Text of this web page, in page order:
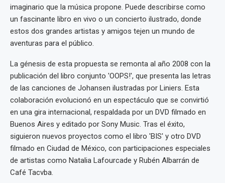
imaginario que la música propone. Puede describirse como
un fascinante libro en vivo o un concierto ilustrado, donde
estos dos grandes artistas y amigos tejen un mundo de
aventuras para el público.
La génesis de esta propuesta se remonta al año 2008 con la
publicación del libro conjunto 'OOPS!', que presenta las letras
de las canciones de Johansen ilustradas por Liniers. Esta
colaboración evolucionó en un espectáculo que se convirtió
en una gira internacional, respaldada por un DVD filmado en
Buenos Aires y editado por Sony Music. Tras el éxito,
siguieron nuevos proyectos como el libro 'BIS' y otro DVD
filmado en Ciudad de México, con participaciones especiales
de artistas como Natalia Lafourcade y Rubén Albarrán de
Café Tacvba.